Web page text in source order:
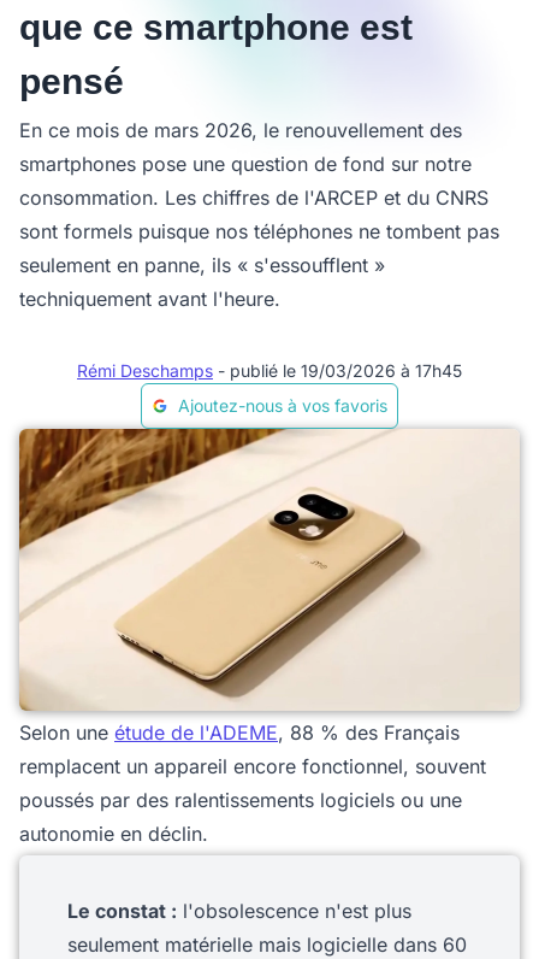
que ce smartphone est
pensé
En ce mois de mars 2026, le renouvellement des
smartphones pose une question de fond sur notre
consommation. Les chiffres de l'ARCEP et du CNRS
sont formels puisque nos téléphones ne tombent pas
seulement en panne, ils « s'essoufflent »
techniquement avant l'heure.
Rémi Deschamps - publié le 19/03/2026 à 17h45
Ajoutez-nous à vos favoris
Selon une étude de l'ADEME, 88 % des Français
remplacent un appareil encore fonctionnel, souvent
poussés par des ralentissements logiciels ou une
autonomie en déclin.
Le constat : l'obsolescence n'est plus
seulement matérielle mais logicielle dans 60